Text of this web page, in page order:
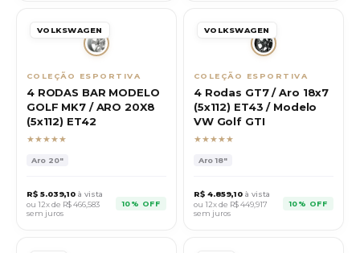
VOLKSWAGEN
COLEÇÃO ESPORTIVA
4 RODAS BAR MODELO
GOLF MK7 / ARO 20X8
(5x112) ET42
★★★★★
Aro 20"
R$ 5.039,10 à vista
ou 12x de R$466,583
sem juros
10% OFF
VOLKSWAGEN
COLEÇÃO ESPORTIVA
4 Rodas GT7 / Aro 18x7
(5x112) ET43 / Modelo
VW Golf GTI
★★★★★
Aro18"
R$ 4.859,10 à vista
ou 12x de R$449,917
sem juros
10% OFF